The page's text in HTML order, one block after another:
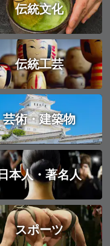
伝統文化
伝統工芸
芸術・建築物
本人・著名人
スポーツ